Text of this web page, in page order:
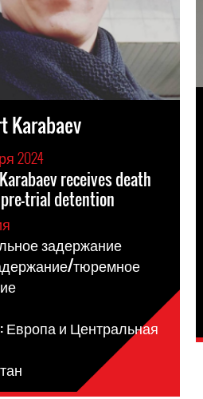
Karabaev
2024
receives death
trial detention
задержание
тюремное
Европа и Центральная